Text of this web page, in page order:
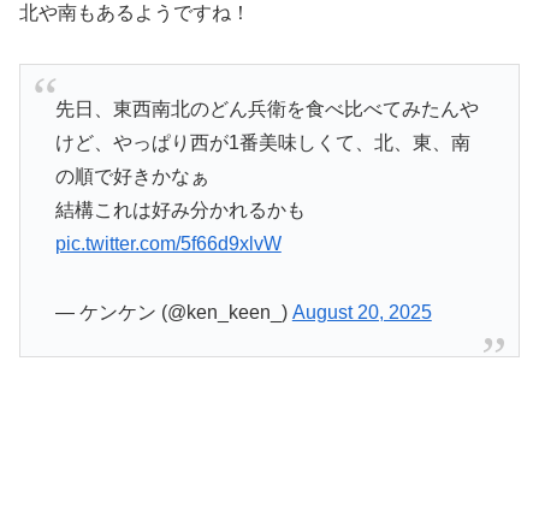
北や南もあるようですね！
先日、東西南北のどん兵衛を食べ比べてみたんや
けど、やっぱり西が1番美味しくて、北、東、南
の順で好きかなぁ
結構これは好み分かれるかも
pic.twitter.com/5f66d9xlvW
— ケンケン (@ken_keen_) August 20, 2025